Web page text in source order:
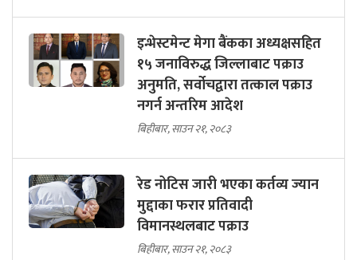
इन्भेस्टमेन्ट मेगा बैंकका अध्यक्षसहित
१५ जनाविरुद्ध जिल्लाबाट पक्राउ
अनुमति, सर्वोचद्वारा तत्काल पक्राउ
नगर्न अन्तरिम आदेश
बिहीबार, साउन २१, २०८३
रेड नोटिस जारी भएका कर्तव्य ज्यान
मुद्दाका फरार प्रतिवादी
विमानस्थलबाट पक्राउ
बिहीबार, साउन २१, २०८३